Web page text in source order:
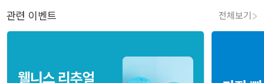
관련 이벤트 전체보기